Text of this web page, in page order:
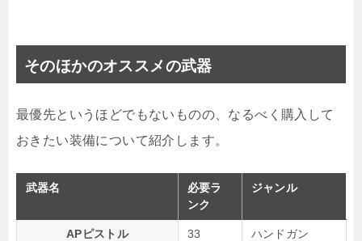
そのほかのオススメの武器
最優先というほどでもないものの、なるべく購入して
おきたい装備について紹介します。
武器名
必要ラ
ンク
ジャンル
APピストル 33 ハンドガン